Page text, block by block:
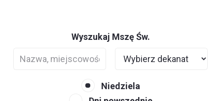
Wyszukaj Mszę Św.
Niedziela